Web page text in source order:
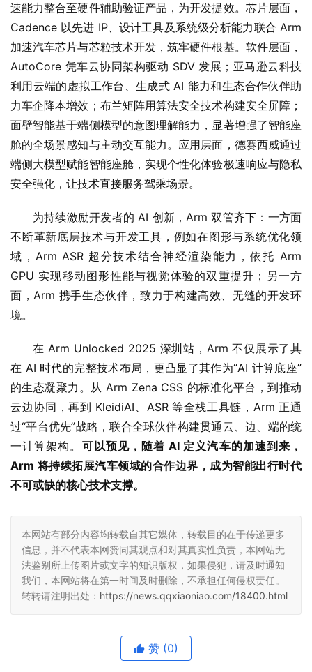
速能力整合至硬件辅助验证产品，为开发提效。芯片层面，
Cadence 以先进 IP、设计工具及系统级分析能力联合 Arm
加速汽车芯片与芯粒技术开发，筑牢硬件根基。软件层面，
AutoCore 凭车云协同架构驱动 SDV 发展；亚马逊云科技
利用云端的虚拟工作台、生成式 AI 能力和生态合作伙伴助
力车企降本增效；布兰矩阵用算法安全技术构建安全屏障；
面壁智能基于端侧模型的意图理解能力，显著增强了智能座
舱的全场景感知与主动交互能力。应用层面，德赛西威通过
端侧大模型赋能智能座舱，实现个性化体验极速响应与隐私
安全强化，让技术直接服务驾乘场景。
为持续激励开发者的 AI 创新，Arm 双管齐下：一方面
不断革新底层技术与开发工具，例如在图形与系统优化领
域，Arm ASR 超分技术结合神经渲染能力，依托 Arm
GPU 实现移动图形性能与视觉体验的双重提升；另一方
面，Arm 携手生态伙伴，致力于构建高效、无缝的开发环
境。
在 Arm Unlocked 2025 深圳站，Arm 不仅展示了其
在 AI 时代的完整技术布局，更凸显了其作为“AI 计算底座”
的生态凝聚力。从 Arm Zena CSS 的标准化平台，到推动
云边协同，再到 KleidiAI、ASR 等全栈工具链，Arm 正通
过“平台优先”战略，联合全球伙伴构建贯通云、边、端的统
一计算架构。 可以预见，随着 AI 定义汽车的加速到来，
Arm 将持续拓展汽车领域的合作边界，成为智能出行时代
不可或缺的核心技术支撑。
本网站有部分内容均转载自其它媒体，转载目的在于传递更多
信息，并不代表本网赞同其观点和对其真实性负责，本网站无
法鉴别所上传图片或文字的知识版权，如果侵犯，请及时通知
我们，本网站将在第一时间及时删除，不承担任何侵权责任。
转转请注明出处： https://news.qqxiaoniao.com/18400.html
赞 (0)